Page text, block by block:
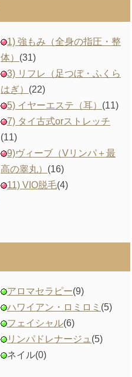
1) 強もみ（全身の指圧・整
体） (31)
3) リフレ（足つぼ・ふくら
はぎ） (22)
5) イヤーエステ（耳） (11)
7) タイ古式orストレッチ
(11)
9)ヴィーブ（Vリンパ＋最
高の睾丸） (16)
11) VIO脱毛(4)
アロマセラピー(9)
ハワイアン・ロミロミ (5)
フェイシャル(6)
リンパドレナージュ (5)
ネイル(0)